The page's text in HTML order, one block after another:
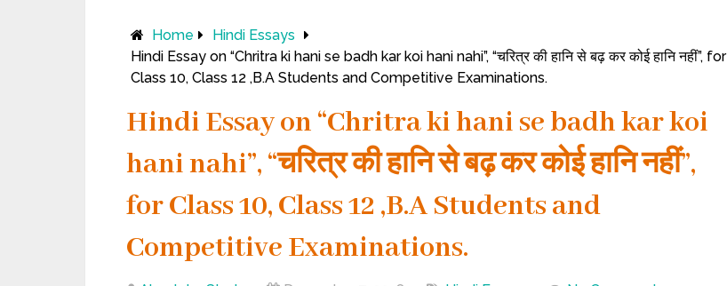
Home
Hindi Essays
Hindi Essay on “Chritra ki hani se badh kar koi hani nahi”, “चरित्र की हानि से बढ़ कर कोई हानि नहीं”, for
Class 10, Class 12 ,B.A Students and Competitive Examinations.
Hindi Essay on “Chritra ki hani se badh kar koi
hani nahi”, “चरित्र की हानि से बढ़ कर कोई हानि नहीं”,
for Class 10, Class 12 ,B.A Students and
Competitive Examinations.